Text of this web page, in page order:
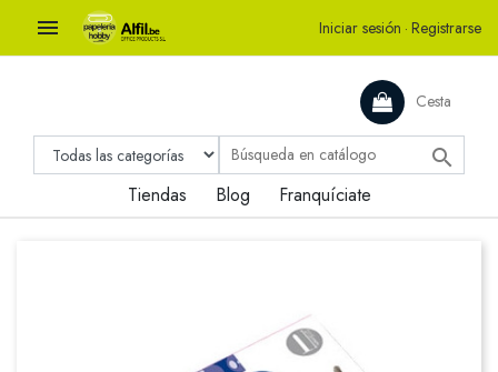
 Iniciar sesión · Registrarse
Cesta

Tiendas Blog Franquíciate